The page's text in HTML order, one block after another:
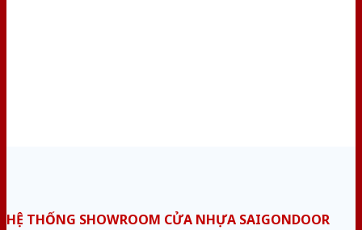
HỆ THỐNG SHOWROOM CỬA NHỰA SAIGONDOOR